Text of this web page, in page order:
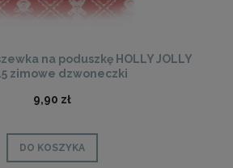
na poduszkę HOLLY JOLLY
zimowe dzwoneczki
9,90 zł
DO KOSZYKA